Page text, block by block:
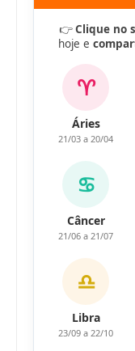
👉Clique no
hoje e
♈
Áries
21/03 a 20/04
♋
Câncer
21/06 a 21/07
♎
Libra
23/09 a 22/10